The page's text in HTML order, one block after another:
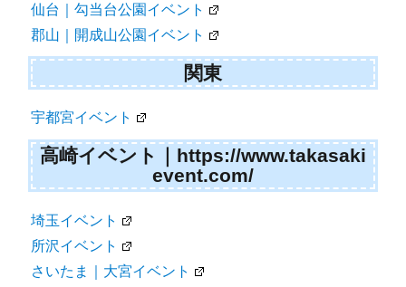
仙台｜勾当台公園イベント
郡山｜開成山公園イベント
関東
宇都宮イベント
高崎イベント｜https://www.takasaki
event.com/
埼玉イベント
所沢イベント
さいたま｜大宮イベント